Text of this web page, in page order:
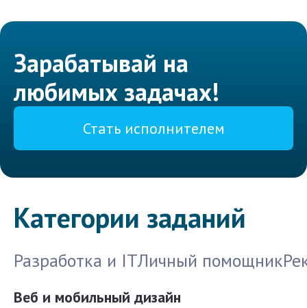
Зарабатывай на
любимых задачах!
Стать исполнителем
Категории заданий
Разработка и ITЛичный помощник
Веб и мобильный дизайн